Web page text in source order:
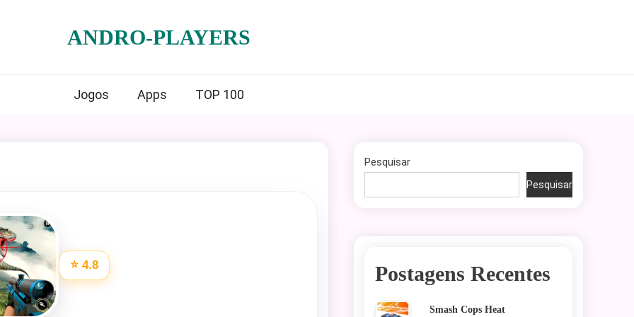
ANDRO-PLAYERS
Jogos Apps TOP 100
⭐ 4.8
Pesquisar
Pesquisar
Postagens Recentes
Smash Cops Heat